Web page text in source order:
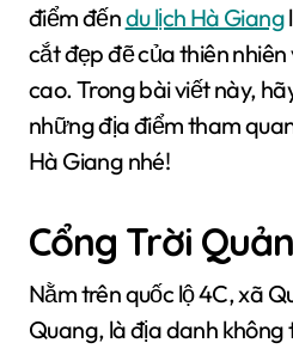
điểm đếndu lịch Hà Giang
cắt đẹp đẽ của thiên
cao. Trong bài viết này,
những địa điểm tham
Hà Giang nhé!
Cổng Trời
Nằm trên quốc lộ 4C, xã
Quang, là địa danh không